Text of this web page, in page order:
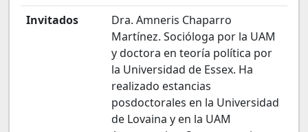
Invitados
Dra. Amneris Chaparro
Martínez. Socióloga por la UAM
y doctora en teoría política por
la Universidad de Essex. Ha
realizado estancias
posdoctorales en la Universidad
de Lovaina y en la UAM